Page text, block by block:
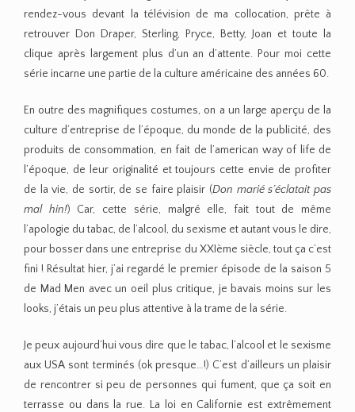
rendez-vous devant la télévision de ma collocation, prête à
retrouver Don Draper, Sterling, Pryce, Betty, Joan et toute la
clique après largement plus d’un an d’attente. Pour moi cette
série incarne une partie de la culture américaine des années 60.
En outre des magnifiques costumes, on a un large aperçu de la
culture d’entreprise de l’époque, du monde de la publicité, des
produits de consommation, en fait de l’american way of life de
l’époque, de leur originalité et toujours cette envie de profiter
de la vie, de sortir, de se faire plaisir (Don marié s’éclatait pas
mal hin!) Car, cette série, malgré elle, fait tout de même
l’apologie du tabac, de l’alcool, du sexisme et autant vous le dire,
pour bosser dans une entreprise du XXIème siècle, tout ça c’est
fini ! Résultat hier, j’ai regardé le premier épisode de la saison 5
de Mad Men avec un oeil plus critique, je bavais moins sur les
looks, j’étais un peu plus attentive à la trame de la série.
Je peux aujourd’hui vous dire que le tabac, l’alcool et le sexisme
aux USA sont terminés (ok presque…!) C’est d’ailleurs un plaisir
de rencontrer si peu de personnes qui fument, que ça soit en
terrasse ou dans la rue. La loi en Californie est extrêmement